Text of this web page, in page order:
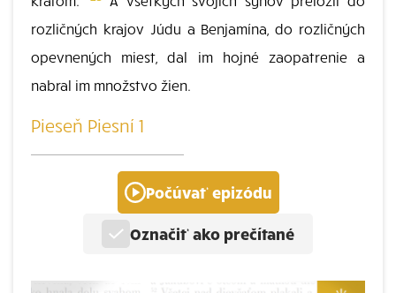
rozličných krajov Júdu a Benjamína, do rozličných
opevnených miest, dal im hojné zaopatrenie a
nabral im množstvo žien.
Pieseň Piesní 1
Počúvať epizódu
Označiť ako prečítané